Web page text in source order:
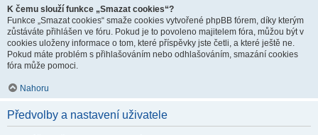
K čemu slouží funkce „Smazat cookies“?
Funkce „Smazat cookies“ smaže cookies vytvořené phpBB fórem, díky kterým
zůstáváte přihlášen ve fóru. Pokud je to povoleno majitelem fóra, můžou být v
cookies uloženy informace o tom, které příspěvky jste četli, a které ještě ne.
Pokud máte problém s přihlašováním nebo odhlašováním, smazání cookies
fóra může pomoci.
Nahoru
Předvolby a nastavení uživatele